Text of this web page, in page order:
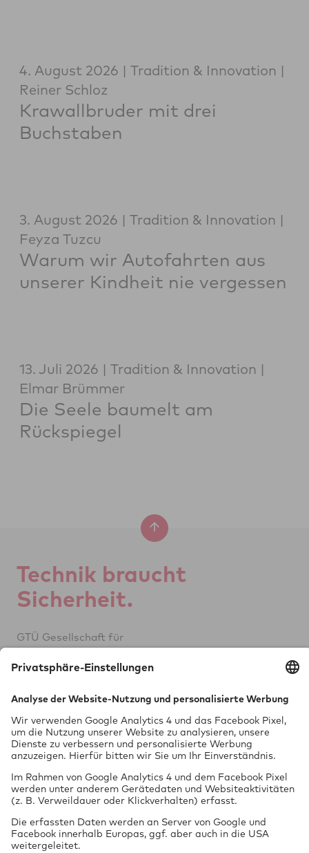
4. August 2026
Tradition & Innovation
Reiner Schloz
Krawallbruder mit drei
Buchstaben
3. August 2026
Tradition & Innovation
Feyza Tuzcu
Warum wir Autofahrten aus
unserer Kindheit nie vergessen
13. Juli 2026
Tradition & Innovation
Elmar Brümmer
Die Seele baumelt am
Rückspiegel
Tech­nik braucht
Si­cher­heit.
GTÜ Ge­sell­schaft für
Vor dem Lauch 25
70567 Stuttgart
FON 0711 97676-0
MAIL info@gtue.de
www.gtue.de
Datenschutz
Impressum